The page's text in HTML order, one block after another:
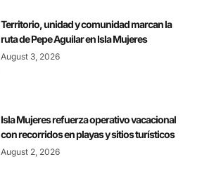
Territorio, unidad y comunidad marcan la
ruta de Pepe Aguilar en Isla Mujeres
August 3, 2026
Isla Mujeres refuerza operativo vacacional
con recorridos en playas y sitios turísticos
August 2, 2026